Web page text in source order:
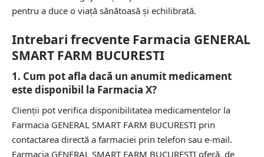
pentru a duce o viață sănătoasă și echilibrată.
Intrebari frecvente Farmacia GENERAL
SMART FARM BUCURESTI
1. Cum pot afla dacă un anumit medicament
este disponibil la Farmacia X?
Clienții pot verifica disponibilitatea medicamentelor la
Farmacia GENERAL SMART FARM BUCURESTI prin
contactarea directă a farmaciei prin telefon sau e-mail.
Farmacia GENERAL SMART FARM BUCURESTI oferă, de